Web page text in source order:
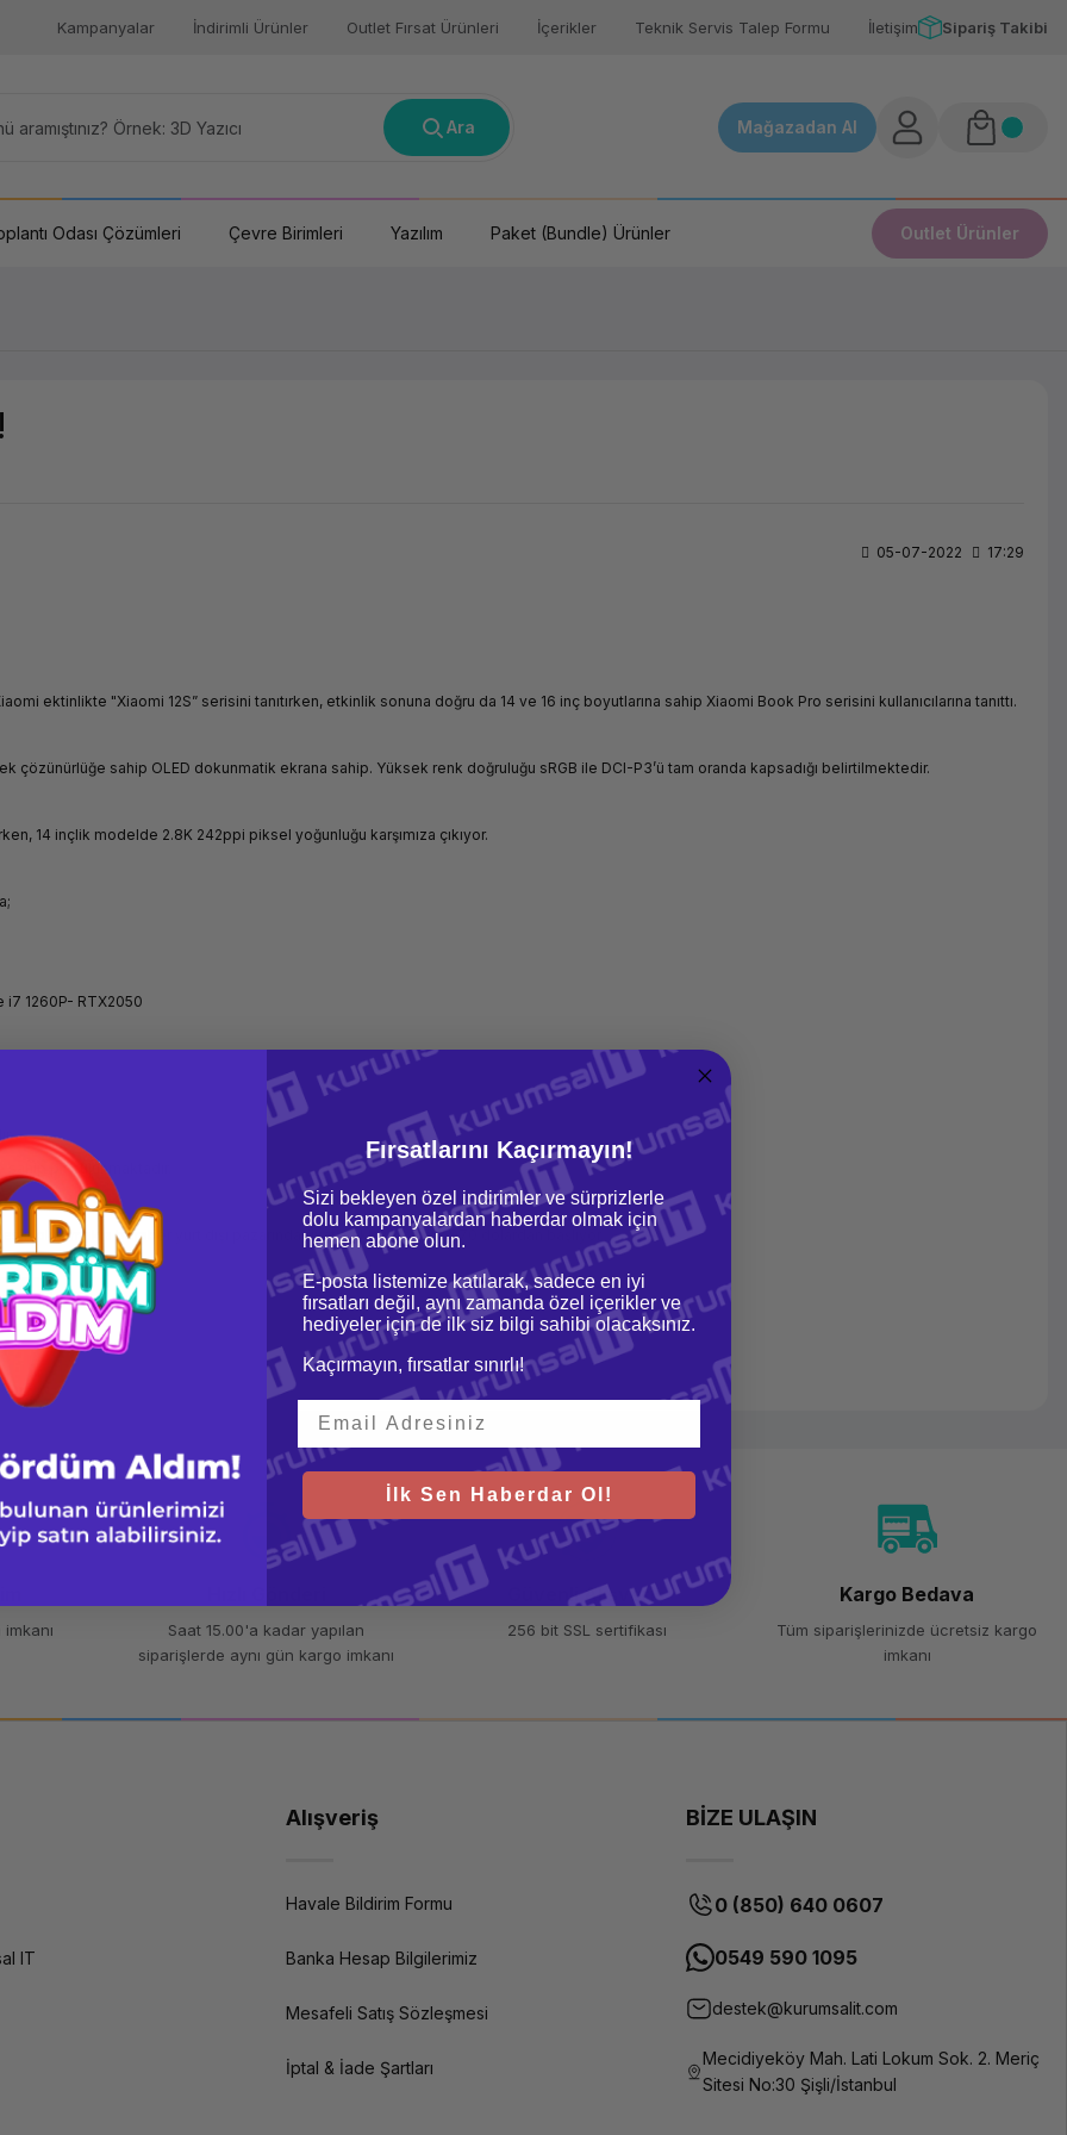
Kampanyalar İndirimli Ürünler Outlet Fırsat Ürünleri İçerikler Teknik Servis Talep Formu İletişim Sipariş Takibi
Ara Mağazadan Al
Odası Çözümleri Çevre Birimleri Yazılım Paket (Bundle) Ürünler Outlet Ürünler
05-07-2022 17:29
ektinlikte "Xiaomi 12S” serisini tanıtırken, etkinlik sonuna doğru da 14 ve 16 inç boyutlarına sahip Xiaomi Book Pro serisini kullanıcılarına tanıttı.
çözünürlüğe sahip OLED dokunmatik ekrana sahip. Yüksek renk doğruluğu sRGB ile DCI-P3’ü tam oranda kapsadığı belirtilmektedir.
14 inçlik modelde 2.8K 242ppi piksel yoğunluğu karşımıza çıkıyor.
i7 1260P- RTX2050
pil bulunmaktadır.
olmamakla beraber yurt dışı pazarında fiyatı yaklaşık olarak 970 dolardan başlıyor.
2022
Saat 15.00'a kadar yapılan
siparişlerde aynı gün kargo imkanı
Güvenli Alışveriş
256 bit SSL sertifikası
Kargo Bedava
Tüm siparişlerinizde ücretsiz kargo
imkanı
IT
Alışveriş
Havale Bildirim Formu
Banka Hesap Bilgilerimiz
Mesafeli Satış Sözleşmesi
İptal & İade Şartları
BİZE ULAŞIN
0 (850) 640 0607
0549 590 1095
destek@kurumsalit.com
Mecidiyeköy Mah. Lati Lokum Sok. 2. Meriç
Sitesi No:30 Şişli/İstanbul
Fırsatlarını Kaçırmayın!
Sizi bekleyen özel indirimler ve sürprizlerle
dolu kampanyalardan haberdar olmak için
hemen abone olun.
E-posta listemize katılarak, sadece en iyi
fırsatları değil, aynı zamanda özel içerikler ve
hediyeler için de ilk siz bilgi sahibi olacaksınız.
Kaçırmayın, fırsatlar sınırlı!
İlk Sen Haberdar Ol!